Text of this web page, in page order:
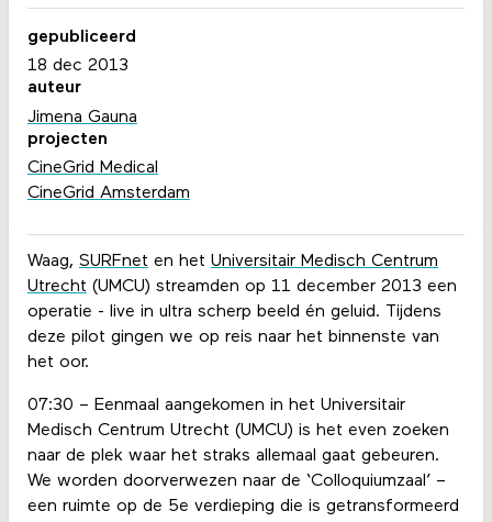
Waag, SURFnet en het Universitair Medisch Centrum
Utrecht (UMCU) streamden op 11 december 2013 een
operatie - live in ultra scherp beeld én geluid. Tijdens
deze pilot gingen we op reis naar het binnenste van
het oor.
07:30 – Eenmaal aangekomen in het Universitair
Medisch Centrum Utrecht (UMCU) is het even zoeken
naar de plek waar het straks allemaal gaat gebeuren.
We worden doorverwezen naar de ‘Colloquiumzaal’ –
een ruimte op de 5e verdieping die is getransformeerd
gepubliceerd
18 dec 2013
auteur
Jimena Gauna
projecten
CineGrid Medical
CineGrid Amsterdam